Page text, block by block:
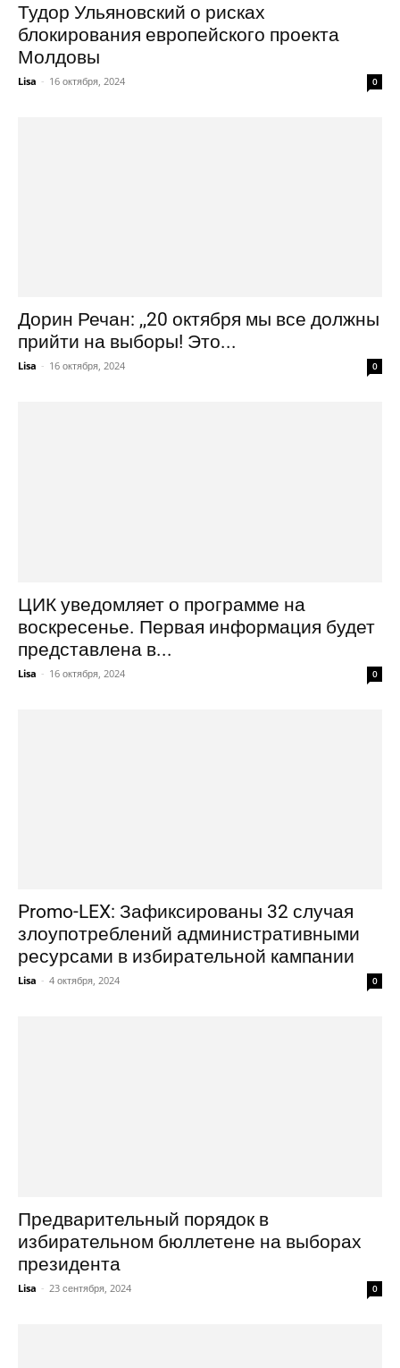
Тудор Ульяновский о рисках
блокирования европейского проекта
Молдовы
Lisa - 16 октября, 2024 0
Дорин Речан: ,,20 октября мы все должны
прийти на выборы! Это...
Lisa - 16 октября, 2024 0
ЦИК уведомляет о программе на
воскресенье. Первая информация будет
представлена в...
Lisa - 16 октября, 2024 0
Promo-LEX: Зафиксированы 32 случая
злоупотреблений административными
ресурсами в избирательной кампании
Lisa - 4 октября, 2024 0
Предварительный порядок в
избирательном бюллетене на выборах
президента
Lisa - 23 сентября, 2024 0